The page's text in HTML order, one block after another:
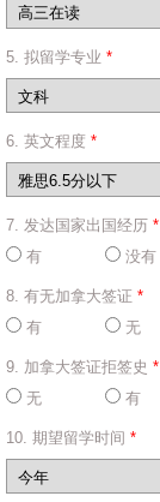
5. 拟留学专业 *
6. 英文程度 *
7. 发达国家出国经历 *
有
没有
8. 有无加拿大签证 *
有
无
9. 加拿大签证拒签史 *
无
有
10. 期望留学时间 *